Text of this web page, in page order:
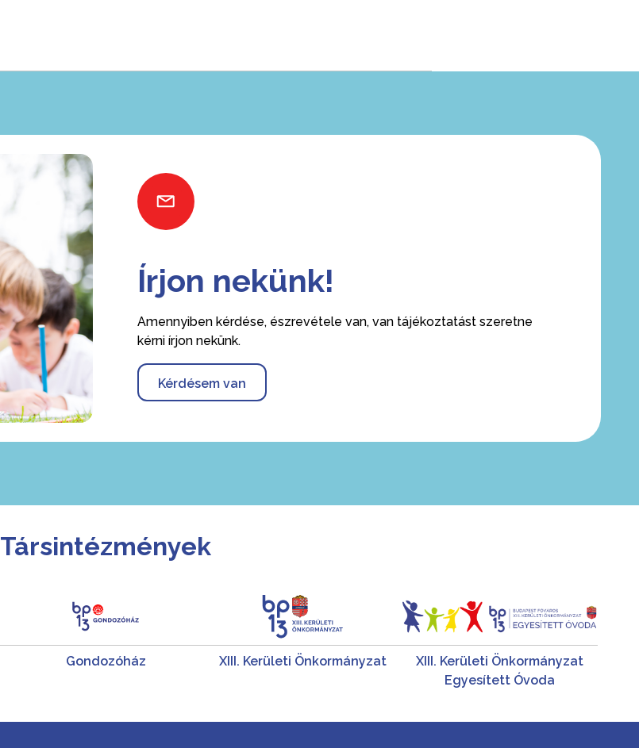
Írjon nekünk!
Amennyiben kérdése, észrevétele van, van tájékoztatást szeretne
kérni írjon nekünk.
Kérdésem van
Társintézmények
Gondozóház XIII. Kerületi Önkormányzat
XIII. Kerületi Önkormányzat
Egyesített Óvoda